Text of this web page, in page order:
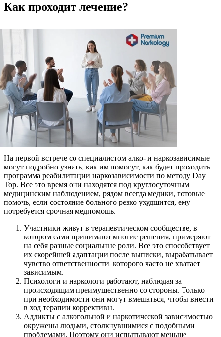
Как проходит лечение?
На первой встрече со специалистом алко- и наркозависимые
могут подробно узнать, как им помогут, как будет проходить
программа реабилитации наркозависимости по методу Day
Top. Все это время они находятся под круглосуточным
медицинским наблюдением, рядом всегда медики, готовые
помочь, если состояние больного резко ухудшится, ему
потребуется срочная медпомощь.
Участники живут в терапевтическом сообществе, в
котором сами принимают многие решения, примеряют
на себя разные социальные роли. Все это способствует
их скорейшей адаптации после выписки, вырабатывает
чувство ответственности, которого часто не хватает
зависимым.
Психологи и наркологи работают, наблюдая за
происходящим преимущественно со стороны. Только
при необходимости они могут вмешаться, чтобы внести
в ход терапии коррективы.
Аддикты с алкогольной и наркотической зависимостью
окружены людьми, столкнувшимися с подобными
проблемами. Поэтому они испытывают меньше